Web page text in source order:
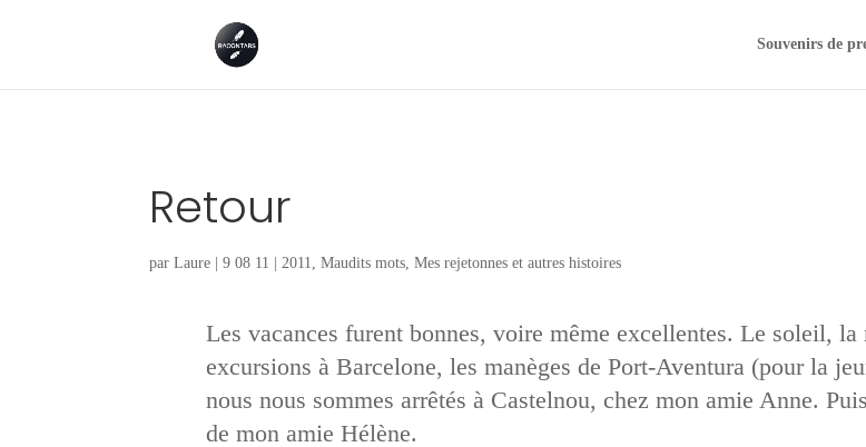
Souvenirs de
Retour
parLaure |9 08 11 | 2011 ,Maudits mots ,Mes rejetonnes et autres histoires
Les vacances furent bonnes, voire même excellentes. Le soleil,
excursions à Barcelone, les manèges de Port-Aventura (pour la
nous nous sommes arrêtés à Castelnou, chez mon amie Anne.
de mon amie Hélène.